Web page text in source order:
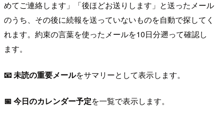
めてご連絡します」「後ほどお送りします」と送ったメール
のうち、その後に続報を送っていないものを自動で探してく
れます。約束の言葉を使ったメールを10日分遡って確認し
ます。
📧 未読の重要メールをサマリーとして表示します。
📅 今日のカレンダー予定を一覧で表示します。